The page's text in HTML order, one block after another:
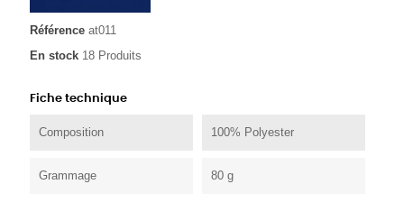
Référence at011
En stock 18 Produits
Fiche technique
Composition 100% Polyester
Grammage 80 g